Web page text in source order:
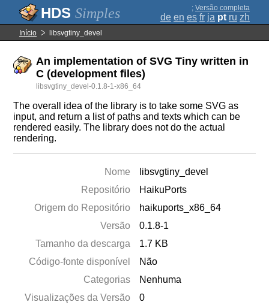
Simples ; Versão completa
de en es fr ja pt ru zh
Início libsvgtiny_devel
An implementation of SVG Tiny written in
C (development files)
libsvgtiny_devel-0.1.8-1-x86_64
The overall idea of the library is to take some SVG as
input, and return a list of paths and texts which can be
rendered easily. The library does not do the actual
rendering.
Nome
libsvgtiny_devel
Repositório
HaikuPorts
Origem do Repositório
haikuports_x86_64
Versão
0.1.8-1
Tamanho da descarga
1.7 KB
Código-fonte disponível
Não
Categorias
Nenhuma
Visualizações da Versão
0